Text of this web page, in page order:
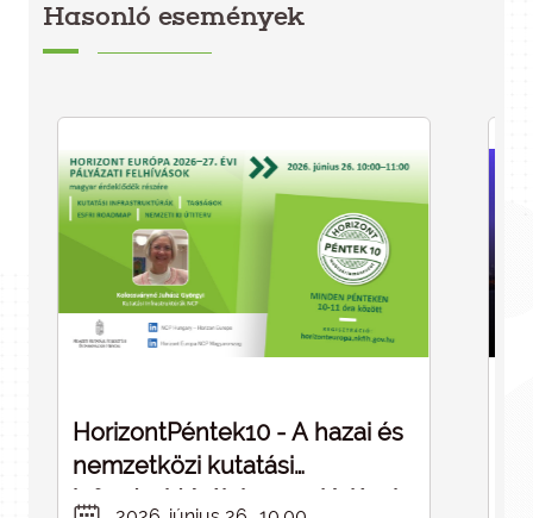
Hasonló események
HorizontPéntek10 - A hazai és
nemzetközi kutatási
infrastruktúrák kapcsolódásai -